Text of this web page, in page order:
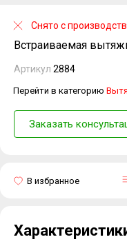
Встраиваемая
Артикул 2884
Перейти в категорию
Заказать
В избранное
Снято с